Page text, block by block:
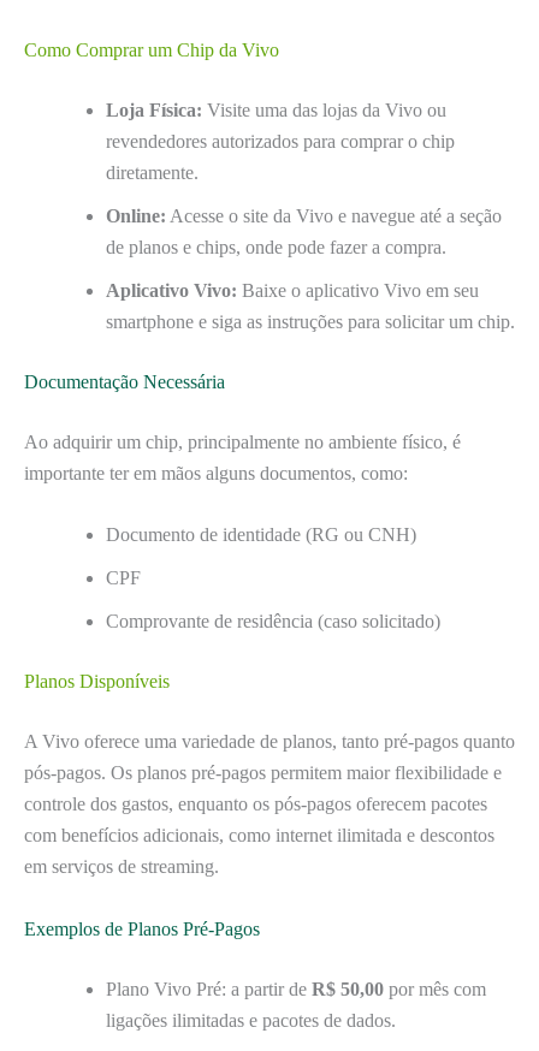
Como Comprar um Chip da Vivo
Loja Física: Visite uma das lojas da Vivo ou
revendedores autorizados para comprar o chip
diretamente.
Online: Acesse o site da Vivo e navegue até a seção
de planos e chips, onde pode fazer a compra.
Aplicativo Vivo: Baixe o aplicativo Vivo em seu
smartphone e siga as instruções para solicitar um chip.
Documentação Necessária
Ao adquirir um chip, principalmente no ambiente físico, é
importante ter em mãos alguns documentos, como:
Documento de identidade (RG ou CNH)
CPF
Comprovante de residência (caso solicitado)
Planos Disponíveis
A Vivo oferece uma variedade de planos, tanto pré-pagos quanto
pós-pagos. Os planos pré-pagos permitem maior flexibilidade e
controle dos gastos, enquanto os pós-pagos oferecem pacotes
com benefícios adicionais, como internet ilimitada e descontos
em serviços de streaming.
Exemplos de Planos Pré-Pagos
Plano Vivo Pré: a partir de R$ 50,00 por mês com
ligações ilimitadas e pacotes de dados.